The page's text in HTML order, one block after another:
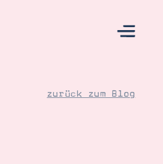
zurück zum Blog